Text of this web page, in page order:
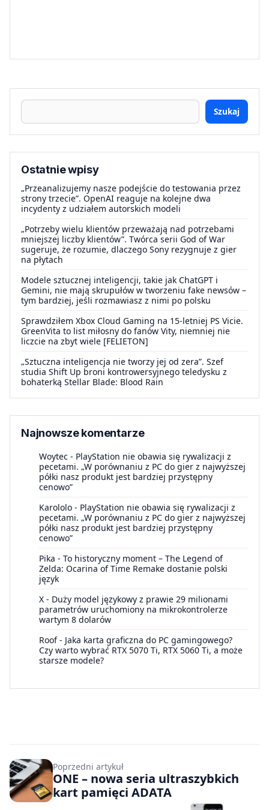
Szukaj
Ostatnie wpisy
„Przeanalizujemy nasze podejście do testowania przez
strony trzecie”. OpenAI reaguje na kolejne dwa
incydenty z udziałem autorskich modeli
„Potrzeby wielu klientów przeważają nad potrzebami
mniejszej liczby klientów”. Twórca serii God of War
sugeruje, że rozumie, dlaczego Sony rezygnuje z gier
na płytach
Modele sztucznej inteligencji, takie jak ChatGPT i
Gemini, nie mają skrupułów w tworzeniu fake newsów –
tym bardziej, jeśli rozmawiasz z nimi po polsku
Sprawdziłem Xbox Cloud Gaming na 15-letniej PS Vicie.
GreenVita to list miłosny do fanów Vity, niemniej nie
liczcie na zbyt wiele [FELIETON]
„Sztuczna inteligencja nie tworzy jej od zera”. Szef
studia Shift Up broni kontrowersyjnego teledysku z
bohaterką Stellar Blade: Blood Rain
Najnowsze komentarze
Woytec - PlayStation nie obawia się rywalizacji z
pecetami. „W porównaniu z PC do gier z najwyższej
półki nasz produkt jest bardziej przystępny
cenowo”
Karololo - PlayStation nie obawia się rywalizacji z
pecetami. „W porównaniu z PC do gier z najwyższej
półki nasz produkt jest bardziej przystępny
cenowo”
Pika - To historyczny moment – The Legend of
Zelda: Ocarina of Time Remake dostanie polski
język
X - Duży model językowy z prawie 29 milionami
parametrów uruchomiony na mikrokontrolerze
wartym 8 dolarów
Roof- Jaka karta graficzna do PC gamingowego?
Czy warto wybrać RTX 5070 Ti, RTX 5060 Ti, a może
starsze modele?
Poprzedni artykuł
ONE – nowa seria ultraszybkich
kart pamięci ADATA